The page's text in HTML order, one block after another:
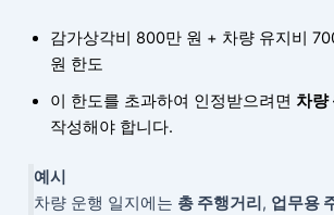
감가상각비 800만 원 + 차량 유지비
원 한도
이 한도를 초과하여 인정받으려면 차량
작성해야 합니다.
예시
차량 운행 일지에는 총 주행거리, 업무용